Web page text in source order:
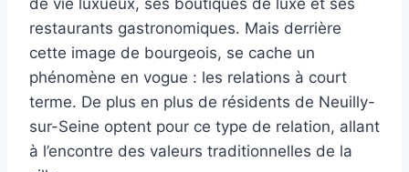
restaurants gastronomiques. Mais derrière
cette image de bourgeois, se cache un
phénomène en vogue : les relations à court
terme. De plus en plus de résidents de Neuilly-
sur-Seine optent pour ce type de relation, allant
à l’encontre des valeurs traditionnelles de la